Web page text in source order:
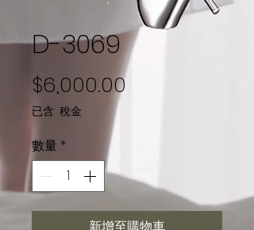
D-3069
$6,000.00價格
已含 稅金
數量 *